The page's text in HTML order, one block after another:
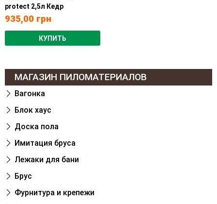
protect 2,5л Кедр
935,00 грн
КУПИТЬ
МАГАЗИН ПИЛОМАТЕРИАЛОВ
Вагонка
Блок хаус
Доска пола
Имитация бруса
Лежаки для бани
Брус
Фурнитура и крепежи